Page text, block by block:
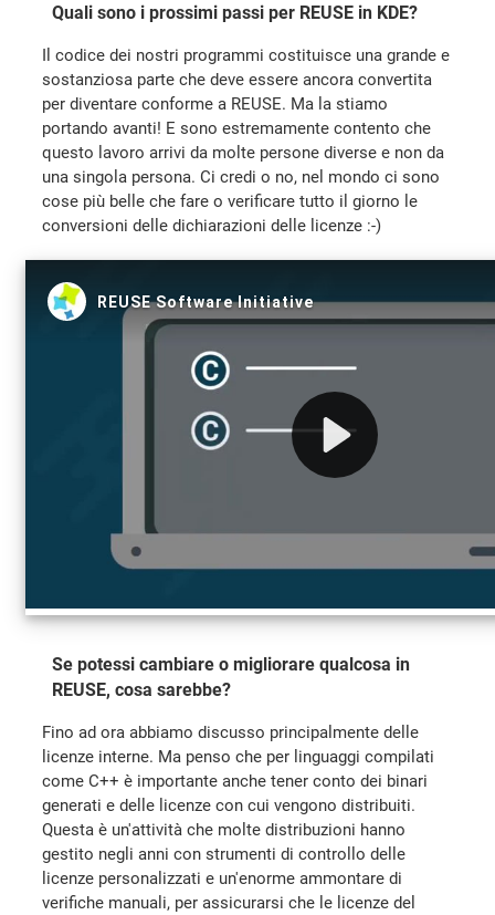
Quali sono i prossimi passi per REUSE in KDE?
Il codice dei nostri programmi costituisce una grande e
sostanziosa parte che deve essere ancora convertita
per diventare conforme a REUSE. Ma la stiamo
portando avanti! E sono estremamente contento che
questo lavoro arrivi da molte persone diverse e non da
una singola persona. Ci credi o no, nel mondo ci sono
cose più belle che fare o verificare tutto il giorno le
conversioni delle dichiarazioni delle licenze :-)
Se potessi cambiare o migliorare qualcosa in
REUSE, cosa sarebbe?
Fino ad ora abbiamo discusso principalmente delle
licenze interne. Ma penso che per linguaggi compilati
come C++ è importante anche tener conto dei binari
generati e delle licenze con cui vengono distribuiti.
Questa è un'attività che molte distribuzioni hanno
gestito negli anni con strumenti di controllo delle
licenze personalizzati e un'enorme ammontare di
verifiche manuali, per assicurarsi che le licenze del